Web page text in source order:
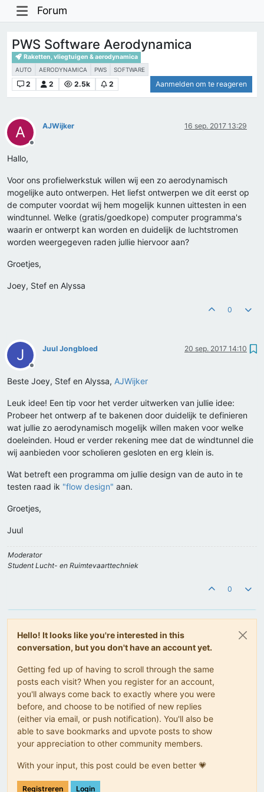
Forum
PWS Software Aerodynamica
Raketten, vliegtuigen & aerodynamica
AUTO AERODYNAMICA PWS SOFTWARE
2 2 2.5k 2 Aanmelden om te reageren
A
Offline
AJWijker 16 sep. 2017 13:29
Hallo,
Voor ons profielwerkstuk willen wij een zo aerodynamisch
mogelijke auto ontwerpen. Het liefst ontwerpen we dit eerst op
de computer voordat wij hem mogelijk kunnen uittesten in een
windtunnel. Welke (gratis/goedkope) computer programma's
waarin er ontwerpt kan worden en duidelijk de luchtstromen
worden weergegeven raden jullie hiervoor aan?
Groetjes,
Joey, Stef en Alyssa
0
J
Offline
Juul Jongbloed 20 sep. 2017 14:10
Beste Joey, Stef en Alyssa, AJWijker
Leuk idee! Een tip voor het verder uitwerken van jullie idee:
Probeer het ontwerp af te bakenen door duidelijk te definieren
wat jullie zo aerodynamisch mogelijk willen maken voor welke
doeleinden. Houd er verder rekening mee dat de windtunnel die
wij aanbieden voor scholieren gesloten en erg klein is.
Wat betreft een programma om jullie design van de auto in te
testen raad ik "flow design" aan.
Groetjes,
Juul
Moderator
Student Lucht- en Ruimtevaarttechniek
0
Hello! It looks like you're interested in this
conversation, but you don't have an account yet.
Getting fed up of having to scroll through the same
posts each visit? When you register for an account,
you'll always come back to exactly where you were
before, and choose to be notified of new replies
(either via email, or push notification). You'll also be
able to save bookmarks and upvote posts to show
your appreciation to other community members.
With your input, this post could be even better 💗
Registreren Login